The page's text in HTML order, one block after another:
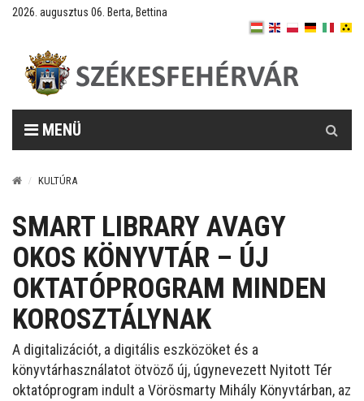
2026. augusztus 06. Berta, Bettina
MENÜ
KULTÚRA
SMART LIBRARY AVAGY
OKOS KÖNYVTÁR – ÚJ
OKTATÓPROGRAM MINDEN
KOROSZTÁLYNAK
A digitalizációt, a digitális eszközöket és a
könyvtárhasználatot ötvöző új, úgynevezett Nyitott Tér
oktatóprogram indult a Vörösmarty Mihály Könyvtárban, az